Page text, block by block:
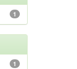
1
1